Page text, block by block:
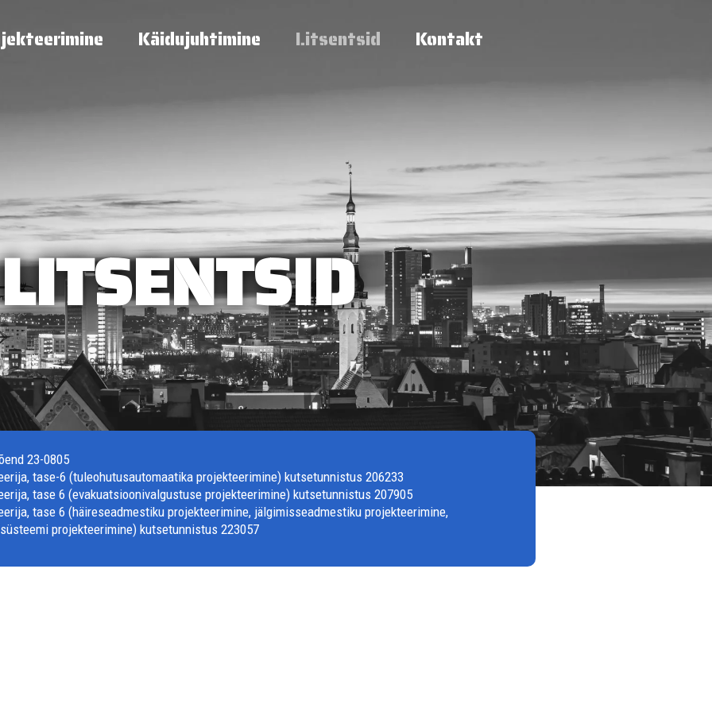
Käidujuhtimine Litsentsid Kontakt
LITSENTSID
23-0805
tase-6 (tuleohutusautomaatika projekteerimine) kutsetunnistus 206233
tase 6 (evakuatsioonivalgustuse projekteerimine) kutsetunnistus 207905
tase 6 (häireseadmestiku projekteerimine, jälgimisseadmestiku projekteerimine,
projekteerimine) kutsetunnistus 223057